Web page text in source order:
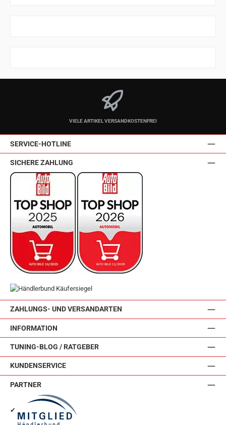
VIELE ARTIKEL VERSANDKOSTENFREI
SERVICE-HOTLINE
ZAHLUNGS- UND VERSANDARTEN
INFORMATION
TUNING-BLOG / RATGEBER
KUNDENSERVICE
SICHERE ZAHLUNG
PARTNER
✔